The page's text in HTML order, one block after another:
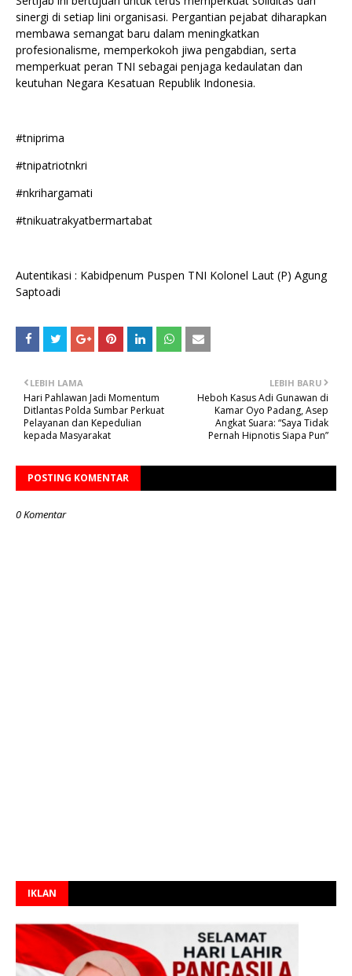
sinergi di setiap lini organisasi. Pergantian pejabat diharapkan
membawa semangat baru dalam meningkatkan
profesionalisme, memperkokoh jiwa pengabdian, serta
memperkuat peran TNI sebagai penjaga kedaulatan dan
keutuhan Negara Kesatuan Republik Indonesia.
#tniprima
#tnipatriotnkri
#nkrihargamati
#tnikuatrakyatbermartabat
Autentikasi : Kabidpenum Puspen TNI Kolonel Laut (P) Agung
Saptoadi
LEBIH BARU
Heboh Kasus Adi Gunawan di
Kamar Oyo Padang, Asep
Angkat Suara: “Saya Tidak
Pernah Hipnotis Siapa Pun”
LEBIH LAMA
Hari Pahlawan Jadi Momentum
Ditlantas Polda Sumbar Perkuat
Pelayanan dan Kepedulian
kepada Masyarakat
POSTING KOMENTAR
0 Komentar
IKLAN